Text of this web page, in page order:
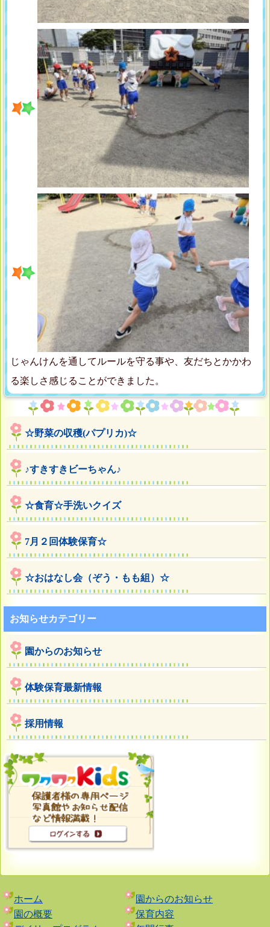
じゃんけんを通してルールを守る事や、友だちとかかわ
る楽しさ感じることができました。
☆野菜の収穫(パプリカ)☆
♪すきすきビーちゃん♪
☆食育☆手洗いクイズ
7月２回体験保育☆
☆おはなし会（ぞう・もも組）☆
お知らせカテゴリー
園からのお知らせ
体験保育最新情報
採用情報
ホーム
園からのお知らせ
園の概要
保育内容